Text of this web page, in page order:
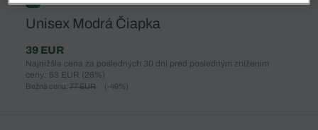
Unisex Modrá Čiapka
39 EUR
Najnižšia cena za posledných 30 dní pred posledným znížením
ceny: 53 EUR (26%)
Bežná cena: 77 EUR (-49%)